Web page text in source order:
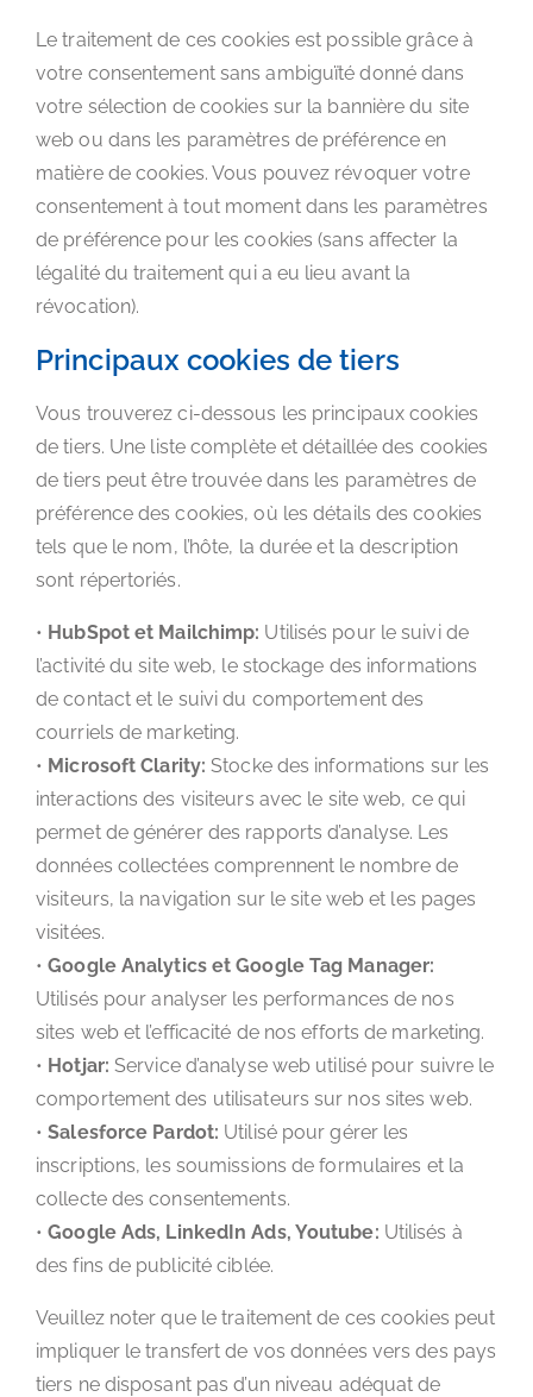
Le traitement de ces cookies est possible grâce à
votre consentement sans ambiguïté donné dans
votre sélection de cookies sur la bannière du site
web ou dans les paramètres de préférence en
matière de cookies. Vous pouvez révoquer votre
consentement à tout moment dans les paramètres
de préférence pour les cookies (sans affecter la
légalité du traitement qui a eu lieu avant la
révocation).
Principaux cookies de tiers
Vous trouverez ci-dessous les principaux cookies
de tiers. Une liste complète et détaillée des cookies
de tiers peut être trouvée dans les paramètres de
préférence des cookies, où les détails des cookies
tels que le nom, l’hôte, la durée et la description
sont répertoriés.
• HubSpot et Mailchimp: Utilisés pour le suivi de
l’activité du site web, le stockage des informations
de contact et le suivi du comportement des
courriels de marketing.
• Microsoft Clarity: Stocke des informations sur les
interactions des visiteurs avec le site web, ce qui
permet de générer des rapports d’analyse. Les
données collectées comprennent le nombre de
visiteurs, la navigation sur le site web et les pages
visitées.
•Google Analytics et Google Tag Manager:
Utilisés pour analyser les performances de nos
sites web et l’efficacité de nos efforts de marketing.
• Hotjar: Service d’analyse web utilisé pour suivre le
comportement des utilisateurs sur nos sites web.
•Salesforce Pardot: Utilisé pour gérer les
inscriptions, les soumissions de formulaires et la
collecte des consentements.
•Google Ads, LinkedIn Ads, Youtube: Utilisés à
des fins de publicité ciblée.
Veuillez noter que le traitement de ces cookies peut
impliquer le transfert de vos données vers des pays
tiers ne disposant pas d’un niveau adéquat de